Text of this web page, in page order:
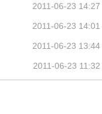
2011-06-23 14:27
2011-06-23 14:01
2011-06-23 13:44
2011-06-23 11:32